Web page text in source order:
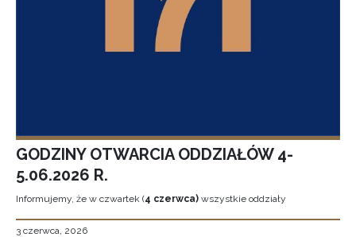
GODZINY OTWARCIA ODDZIAŁÓW 4-
5.06.2026 R.
Informujemy, że w czwartek (4 czerwca) wszystkie oddziały
3 czerwca, 2026